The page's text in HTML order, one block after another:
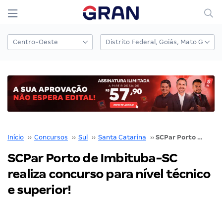
Início ›› Concursos ›› Sul ›› Santa Catarina ›› SCPar Porto de Imbituba-SC realiza concurso para nível técnico e superior!
SCPar Porto de Imbituba-SC
realiza concurso para nível técnico
e superior!